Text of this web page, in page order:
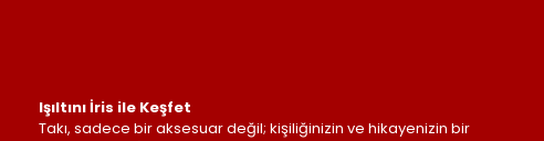
Işıltını İris ile Keşfet
Takı, sadece bir aksesuar değil; kişiliğinizin ve hikayenizin bir